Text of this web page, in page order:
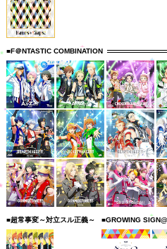
■F＠NTASTIC COMBINATION
■超常事変～対立スル正義～ ■GROWING